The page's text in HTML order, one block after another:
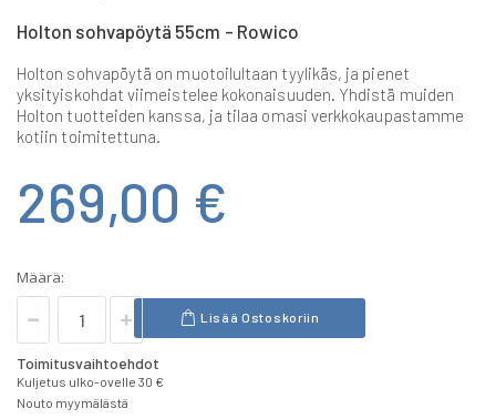
gallery
Holton sohvapöytä 55cm - Rowico
Holton sohvapöytä on muotoilultaan tyylikäs, ja pienet
yksityiskohdat viimeistelee kokonaisuuden. Yhdistä muiden
Holton tuotteiden kanssa, ja tilaa omasi verkkokaupastamme
kotiin toimitettuna.
269,00 €
Määrä:
Lisää Ostoskoriin
Toimitusvaihtoehdot
Kuljetus ulko-ovelle 30 €
Nouto myymälästä